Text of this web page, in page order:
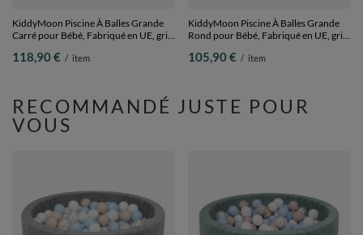
KiddyMoon Piscine À Balles Grande
Carré pour Bébé, Fabriqué en UE, gris
120x30cm/200 balles
118,90 € / item
KiddyMoon Piscine À Balles Grande
Rond pour Bébé, Fabriqué en UE, gris
120x30cm/200 balles
105,90 € / item
RECOMMANDÉ JUSTE POUR
VOUS